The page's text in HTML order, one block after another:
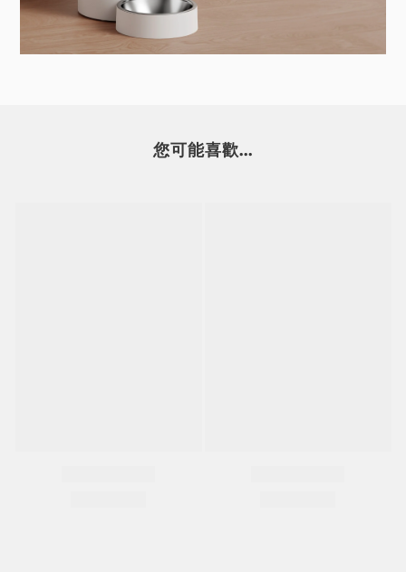
您可能喜歡...